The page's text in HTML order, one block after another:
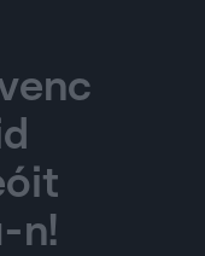
n!